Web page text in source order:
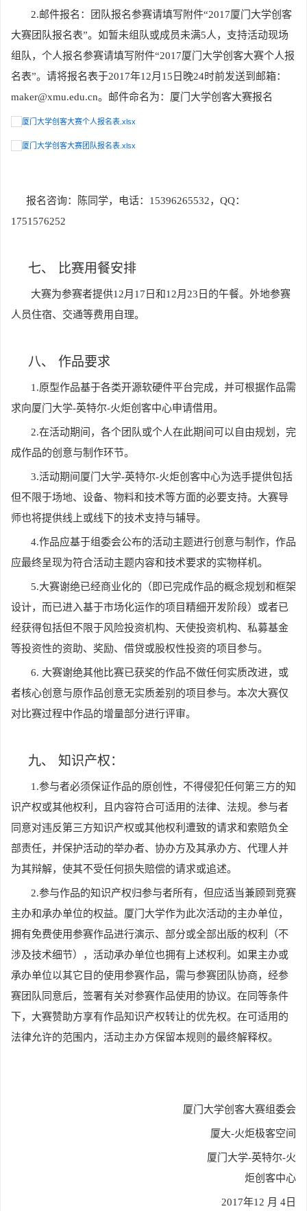
2.邮件报名：团队报名参赛请填写附件“2017厦门大学创客
大赛团队报名表”。如暂未组队或成员未满5人，支持活动现场
组队，个人报名参赛请填写附件“2017厦门大学创客大赛个人报
名表”。请将报名表于2017年12月15日晚24时前发送到邮箱：
maker@xmu.edu.cn。邮件命名为：厦门大学创客大赛报名
厦门大学创客大赛个人报名表 .xlsx
厦门大学创客大赛团队报名表 .xlsx
报名咨询：陈同学，电话：15396265532，QQ：
1751576252
七、 比赛用餐安排
大赛为参赛者提供12月17日和12月23日的午餐。外地参赛
人员住宿、交通等费用自理。
八、 作品要求
1.原型作品基于各类开源软硬件平台完成，并可根据作品需
求向厦门大学-英特尔-火炬创客中心申请借用。
2.在活动期间，各个团队或个人在此期间可以自由规划，完
成作品的创意与制作环节。
3.活动期间厦门大学-英特尔-火炬创客中心为选手提供包括
但不限于场地、设备、物料和技术等方面的必要支持。大赛导
师也将提供线上或线下的技术支持与辅导。
4.作品应基于组委会公布的活动主题进行创意与制作，作品
应最终呈现为符合活动主题内容和技术要求的实物样机。
5.大赛谢绝已经商业化的（即已完成作品的概念规划和框架
设计，而已进入基于市场化运作的项目精细开发阶段）或者已
经获得包括但不限于风险投资机构、天使投资机构、私募基金
等投资性的资助、奖励、借贷或股权性投资的项目参与。
6. 大赛谢绝其他比赛已获奖的作品不做任何实质改进，或
者核心创意与原作品创意无实质差别的项目参与。本次大赛仅
对比赛过程中作品的增量部分进行评审。
九、 知识产权：
1.参与者必须保证作品的原创性，不得侵犯任何第三方的知
识产权或其他权利，且内容符合可适用的法律、法规。参与者
同意对违反第三方知识产权或其他权利遭致的请求和索赔负全
部责任，并保护活动的举办者、协办方及其承办方、代理人并
为其辩解，使其不受任何损失赔偿的请求或追述。
2.参与作品的知识产权归参与者所有，但应适当兼顾到竞赛
主办和承办单位的权益。厦门大学作为此次活动的主办单位，
拥有免费使用参赛作品进行演示、部分或全部出版的权利（不
涉及技术细节），活动承办单位也拥有上述权利。如果主办或
承办单位以其它目的使用参赛作品，需与参赛团队协商，经参
赛团队同意后，签署有关对参赛作品使用的协议。在同等条件
下，大赛赞助方享有作品知识产权转让的优先权。在可适用的
法律允许的范围内，活动主办方保留本规则的最终解释权。
厦门大学创客大赛组委会
厦大-火炬极客空间
厦门大学-英特尔-火
炬创客中心
2017年12 月 4日